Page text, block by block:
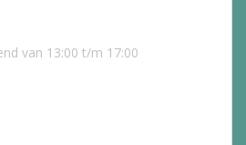
van 13:00 t/m 17:00